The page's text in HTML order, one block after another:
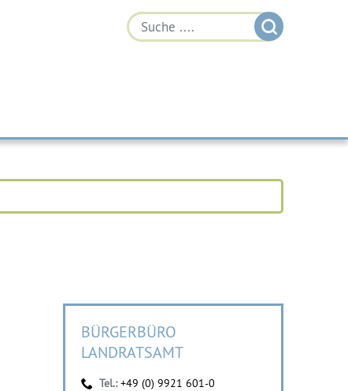
BÜRGERBÜRO
LANDRATSAMT
Tel.:+49 (0) 9921 601-0